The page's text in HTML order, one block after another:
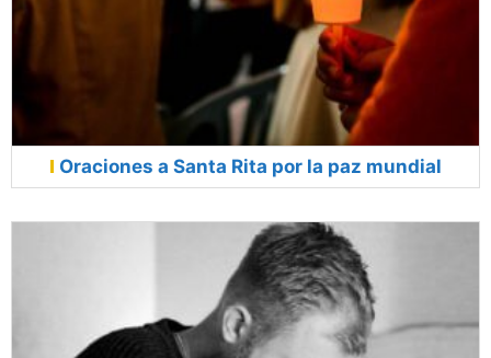
Oraciones a Santa Rita por la paz mundial